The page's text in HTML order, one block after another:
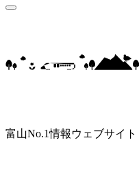
富山No.1情報ウェブサイト